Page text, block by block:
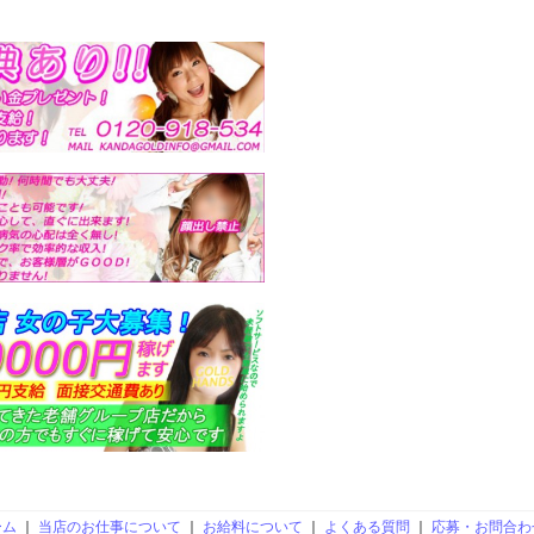
｜ 当店のお仕事について ｜ お給料について ｜ よくある質問 ｜ 応募・お問合